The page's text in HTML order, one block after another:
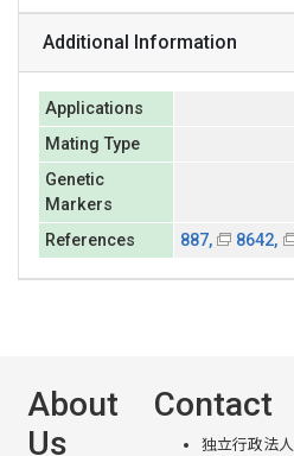
Additional Information
Applications
Mating Type
Genetic
Markers
References
887, 8642,
About
Us
Contact
独立行政法人